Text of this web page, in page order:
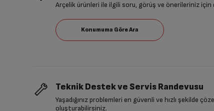
Arçelik ürünleri ile ilgili soru, görüş ve önerileriniz için
Teknik Destek ve Servis Randevusu
Yaşadığınız problemleri en güvenli ve hızlı şekilde
oluşturabilirsiniz.